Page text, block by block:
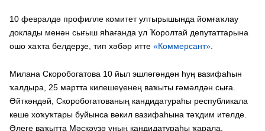
10 февралдә профилле комитет ултырышында йомғаҡлау
доклады менән сығыш яһағанда ул Ҡоролтай депутаттарына
ошо хаҡта белдерҙе, тип хәбәр итте «Коммерсант»
Милана Скоробогатова 10 йыл эшләгәндән һуң вазифаһын
ҡалдыра, 25 мартта килешеүенең ваҡыты ғәмәлдән сыға.
Әйткәндәй, Скоробогатованың кандидатураһы республикала
кеше хоҡуҡтары буйынса вәкил вазифаһына тәҡдим ителде.
Әлеге ваҡытта Мәскәүҙә уның кандидатураһы ҡарала.